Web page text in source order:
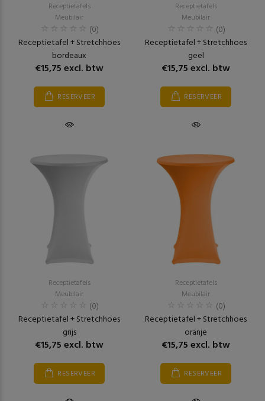
Receptietafels
Meubilair
(0)
Receptietafel + Stretchhoes
bordeaux
€15,75 excl. btw
RESERVEER
Receptietafels
Meubilair
(0)
Receptietafel + Stretchhoes
geel
€15,75 excl. btw
RESERVEER
Receptietafels
Meubilair
(0)
Receptietafel + Stretchhoes
grijs
€15,75 excl. btw
RESERVEER
Receptietafels
Meubilair
(0)
Receptietafel + Stretchhoes
oranje
€15,75 excl. btw
RESERVEER